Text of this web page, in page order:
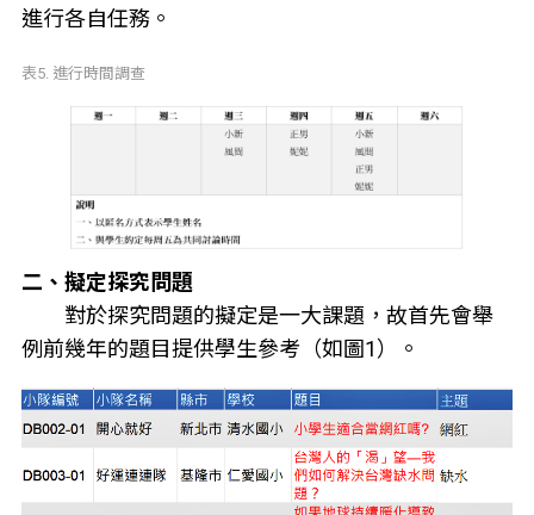
進行各自任務。
表5. 進行時間調查
二、擬定探究問題
對於探究問題的擬定是一大課題，故首先會舉
例前幾年的題目提供學生參考（如圖1）。